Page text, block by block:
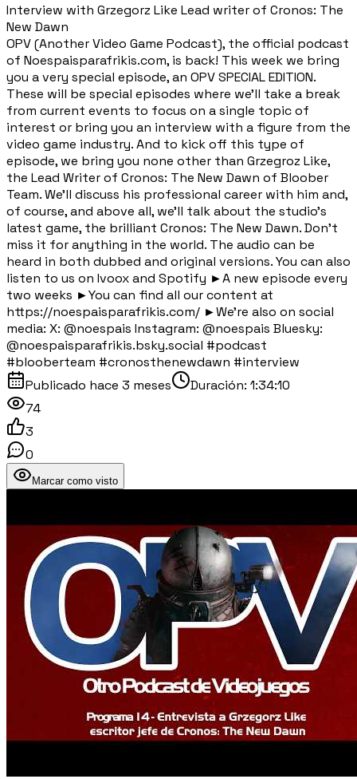
Interview with Grzegorz Like Lead writer of Cronos: The
New Dawn
OPV (Another Video Game Podcast), the official podcast
of Noespaisparafrikis.com, is back! This week we bring
you a very special episode, an OPV SPECIAL EDITION.
These will be special episodes where we'll take a break
from current events to focus on a single topic of
interest or bring you an interview with a figure from the
video game industry. And to kick off this type of
episode, we bring you none other than Grzegroz Like,
the Lead Writer of Cronos: The New Dawn of Bloober
Team. We'll discuss his professional career with him and,
of course, and above all, we'll talk about the studio's
latest game, the brilliant Cronos: The New Dawn. Don't
miss it for anything in the world. The audio can be
heard in both dubbed and original versions. You can also
listen to us on Ivoox and Spotify ►A new episode every
two weeks ►You can find all our content at
https://noespaisparafrikis.com/ ►We're also on social
media: X: @noespais Instagram: @noespais Bluesky:
@noespaisparafrikis.bsky.social #podcast
#blooberteam #cronosthenewdawn #interview
Publicado hace 3 meses Duración: 1:34:10
74
3
0
Marcar como visto